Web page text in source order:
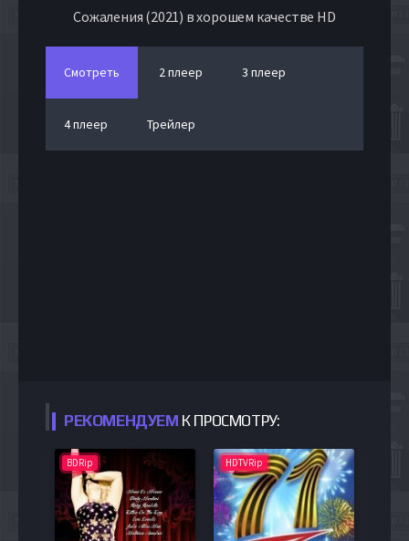
Сожаления (2021) в хорошем качестве HD
Смотреть 2 плеер 3 плеер
4 плеер Трейлер
РЕКОМЕНДУЕМ К ПРОСМОТРУ:
BDRip HDTVRip